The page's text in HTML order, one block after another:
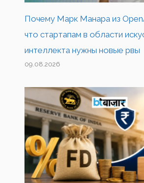
Почему Марк Манара из
что стартапам в области
интеллекта нужны новые рвы
09.08.2026